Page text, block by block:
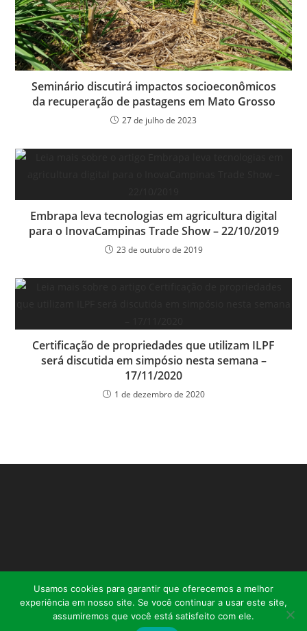
Seminário discutirá impactos socioeconômicos
da recuperação de pastagens em Mato Grosso
27 de julho de 2023
Embrapa leva tecnologias em agricultura digital
para o InovaCampinas Trade Show – 22/10/2019
23 de outubro de 2019
Certificação de propriedades que utilizam ILPF
será discutida em simpósio nesta semana –
17/11/2020
1 de dezembro de 2020
Usamos cookies para garantir que oferecemos a melhor
experiência em nosso site. Se você continuar a usar este site,
assumiremos que você está satisfeito com ele.